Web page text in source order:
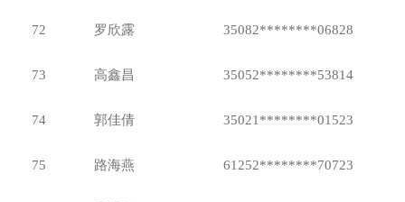
72 罗欣露 35082********06828
73 高鑫昌 35052********53814
74 郭佳倩 35021********01523
75 路海燕 61252********70723